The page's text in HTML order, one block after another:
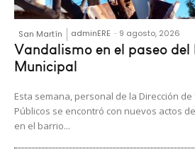
San Martín adminERE - 9 agosto, 2026
Vandalismo en el paseo del
Municipal
Esta semana, personal de la Dirección de
Públicos se encontró con nuevos actos
en el barrio...